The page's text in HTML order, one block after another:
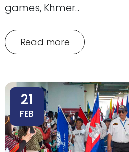
games, Khmer...
Read more
21
FEB